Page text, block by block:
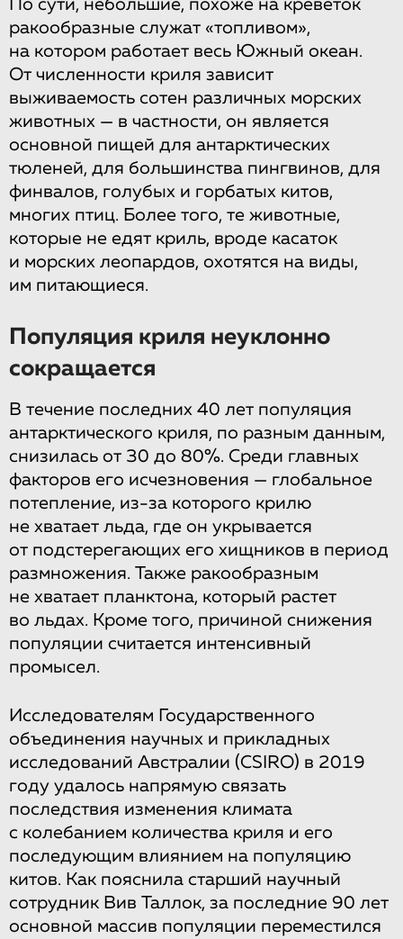
По сути, небольшие, похоже на креветок
ракообразные служат «топливом»,
на котором работает весь Южный океан.
От численности криля зависит
выживаемость сотен различных морских
животных — в частности, он является
основной пищей для антарктических
тюленей, для большинства пингвинов, для
финвалов, голубых и горбатых китов,
многих птиц. Более того, те животные,
которые не едят криль, вроде касаток
и морских леопардов, охотятся на виды,
им питающиеся.
Популяция криля неуклонно
сокращается
В течение последних 40 лет популяция
антарктического криля, по разным данным,
снизилась от 30 до 80%. Среди главных
факторов его исчезновения — глобальное
потепление, из-за которого крилю
не хватает льда, где он укрывается
от подстерегающих его хищников в период
размножения. Также ракообразным
не хватает планктона, который растет
во льдах. Кроме того, причиной снижения
популяции считается интенсивный
промысел.
Исследователям Государственного
объединения научных и прикладных
исследований Австралии (CSIRO) в 2019
году удалось напрямую связать
последствия изменения климата
с колебанием количества криля и его
последующим влиянием на популяцию
китов. Как пояснила старший научный
сотрудник Вив Таллок, за последние 90 лет
основной массив популяции переместился